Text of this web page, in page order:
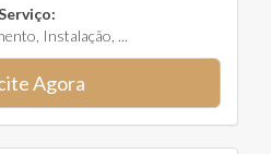
Instalação, ...
Agora